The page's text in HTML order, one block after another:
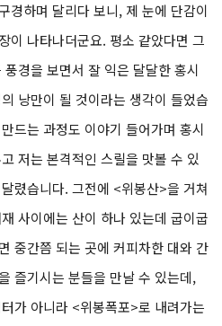
경하며 달리다 보니, 제 눈에 단감이
이 나타나더군요. 평소 같았다면 그
경을 보면서 잘 익은 달달한 홍시
낭만이 될 것이라는 생각이 들었습
드는 과정도 이야기 들어가며 홍시
저는 본격적인 스릴을 맛볼 수 있
렸습니다. 그전에 <위봉산>을 거쳐
사이에는 산이 하나 있는데 굽이굽
중간쯤 되는 곳에 커피차한 대와 간
즐기시는 분들을 만날 수 있는데,
가 아니라 <위봉폭포>로 내려가는